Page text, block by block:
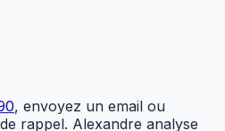
, envoyez un email ou
rappel. Alexandre analyse